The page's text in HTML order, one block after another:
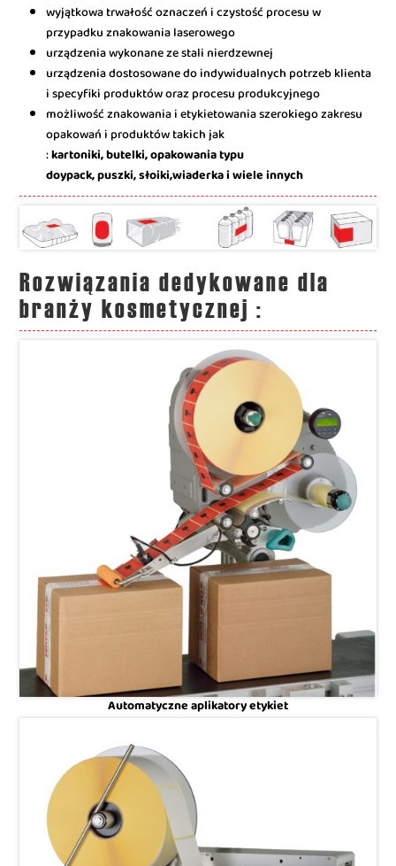
wyjątkowa trwałość oznaczeń i czystość procesu w
przypadku znakowania laserowego
urządzenia wykonane ze stali nierdzewnej
urządzenia dostosowane do indywidualnych potrzeb klienta
i specyfiki produktów oraz procesu produkcyjnego
możliwość znakowania i etykietowania szerokiego zakresu
opakowań i produktów takich jak
:kartoniki,butelki,opakowania typu
doypack,puszki,słoiki,wiaderka i wiele innych
Rozwiązania dedykowane dla
branży kosmetycznej :
Automatyczne aplikatory etykiet